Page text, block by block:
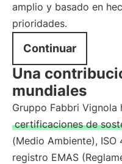
amplio y basado en
prioridades.
Continuar
Una
mundiales
Gruppo Fabbri Vignola
certificaciones de
(Medio Ambiente), ISO
registro EMAS